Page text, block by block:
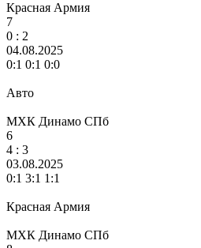
Красная Армия
7
0 : 2
04.08.2025
0:1 0:1 0:0
Авто
МХК Динамо СПб
6
4 : 3
03.08.2025
0:1 3:1 1:1
Красная Армия
МХК Динамо СПб